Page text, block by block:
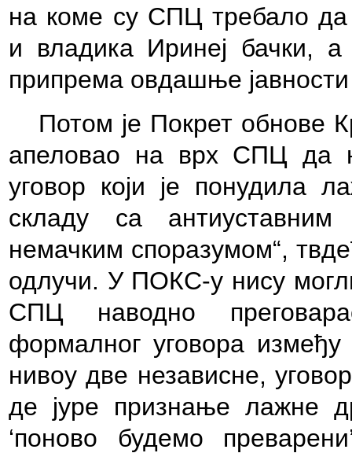
на коме су СПЦ требало да
и владика Иринеј бачки,
припрема овдашње јавности
Потом је Покрет обнове
апеловао на врх СПЦ да
уговор који је понудила
складу са антиуставним
немачким споразумом“,
одлучи. У ПОКС-у нису
СПЦ наводно
формалног уговора
нивоу две независне,
де јуре признање лажне
‘поново будемо